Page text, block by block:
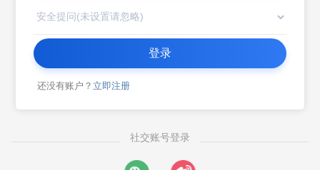
登录
还没有账户？ 立即注册
社交账号登录